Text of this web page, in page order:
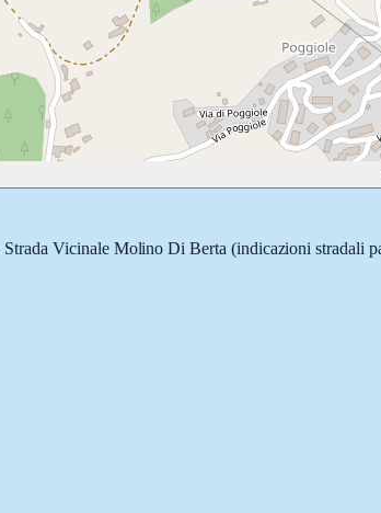
Strada Vicinale Molino Di Berta (indicazioni stradali